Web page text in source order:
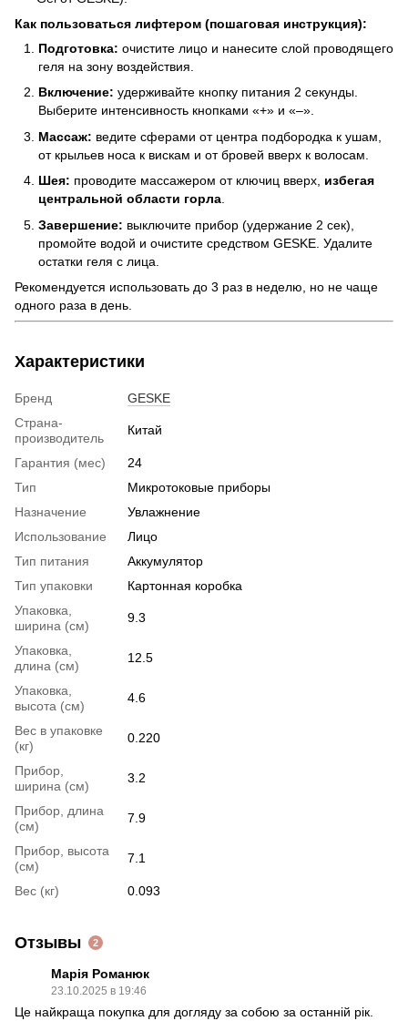
Как пользоваться лифтером (пошаговая инструкция):
Подготовка: очистите лицо и нанесите слой проводящего
геля на зону воздействия.
Включение: удерживайте кнопку питания 2 секунды.
Выберите интенсивность кнопками «+» и «–».
Массаж: ведите сферами от центра подбородка к ушам,
от крыльев носа к вискам и от бровей вверх к волосам.
Шея: проводите массажером от ключиц вверх, избегая
центральной области горла.
Завершение: выключите прибор (удержание 2 сек),
промойте водой и очистите средством GESKE. Удалите
остатки геля с лица.
Рекомендуется использовать до 3 раз в неделю, но не чаще
одного раза в день.
Характеристики
Бренд
GESKE
Страна-
производитель
Китай
Гарантия (мес)
24
Тип
Микротоковые приборы
Назначение
Увлажнение
Использование
Лицо
Тип питания
Аккумулятор
Тип упаковки
Картонная коробка
Упаковка,
ширина (см)
9.3
Упаковка,
длина (см)
12.5
Упаковка,
высота (см)
4.6
Вес в упаковке
(кг)
0.220
Прибор,
ширина (см)
3.2
Прибор, длина
(см)
7.9
Прибор, высота
(см)
7.1
Вес (кг) 0.093
Отзывы 2
Марія Романюк
23.10.2025 в 19:46
Це найкраща покупка для догляду за собою за останній рік.